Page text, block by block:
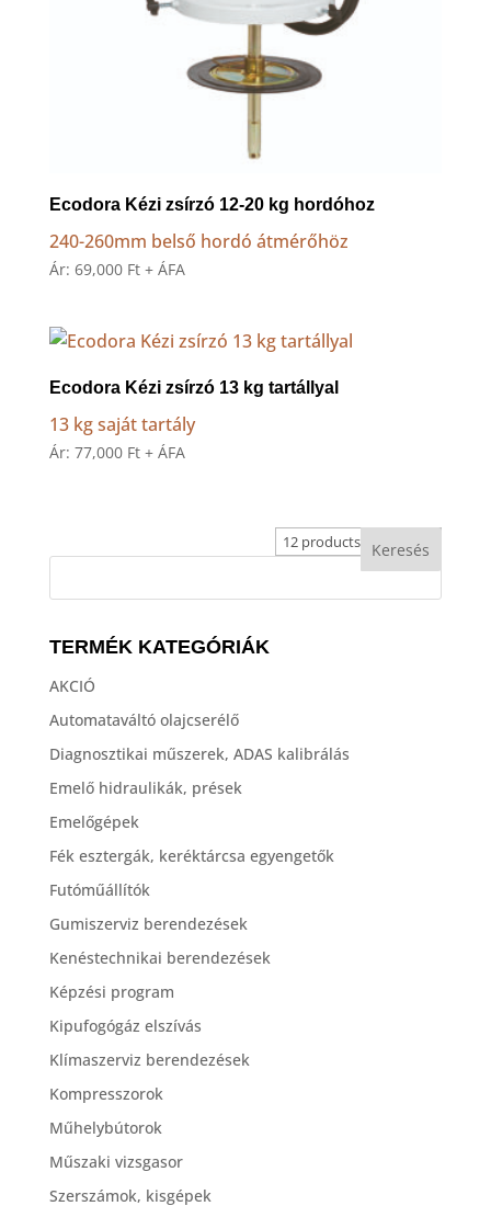
Ecodora Kézi zsírzó 12-20 kg hordóhoz
240-260mm belső hordó átmérőhöz
Ár: 69,000 Ft + ÁFA
Ecodora Kézi zsírzó 13 kg tartállyal
13 kg saját tartály
Ár: 77,000 Ft + ÁFA
TERMÉK KATEGÓRIÁK
AKCIÓ
Automataváltó olajcserélő
Diagnosztikai műszerek, ADAS kalibrálás
Emelő hidraulikák, prések
Emelőgépek
Fék esztergák, keréktárcsa egyengetők
Futóműállítók
Gumiszerviz berendezések
Kenéstechnikai berendezések
Képzési program
Kipufogógáz elszívás
Klímaszerviz berendezések
Kompresszorok
Műhelybútorok
Műszaki vizsgasor
Szerszámok, kisgépek